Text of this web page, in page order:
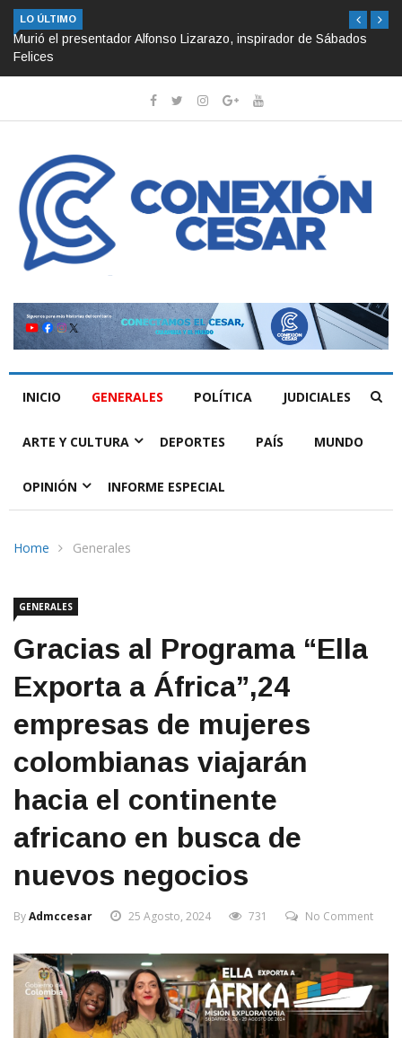
LO ÚLTIMO
Murió el presentador Alfonso Lizarazo, inspirador de Sábados
Felices
INICIO GENERALES POLÍTICA JUDICIALES
ARTE Y CULTURA DEPORTES PAÍS MUNDO
OPINIÓN INFORME ESPECIAL
Home Generales
GENERALES
Gracias al Programa “Ella
Exporta a África”,24
empresas de mujeres
colombianas viajarán
hacia el continente
africano en busca de
nuevos negocios
ByAdmccesar 25 Agosto, 2024 731 No Comment